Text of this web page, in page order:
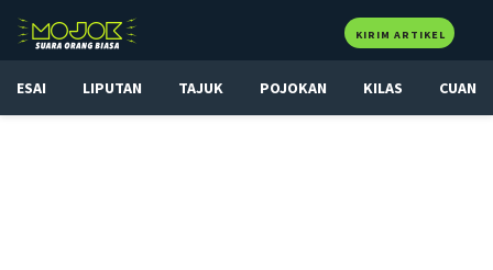
KIRIM ARTIKEL
ESAI LIPUTAN TAJUK POJOKAN KILAS CUAN